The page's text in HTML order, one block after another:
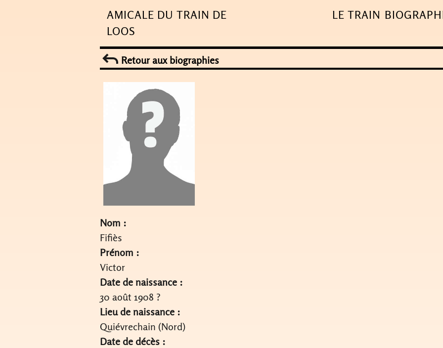
to
content
AMICALE DU TRAIN DE
LOOS
LE TRAIN
Retour aux biographies
Nom :
Fifiès
Prénom :
Victor
Date de naissance :
30 août 1908 ?
Lieu de naissance :
Quiévrechain (Nord)
Date de décès :